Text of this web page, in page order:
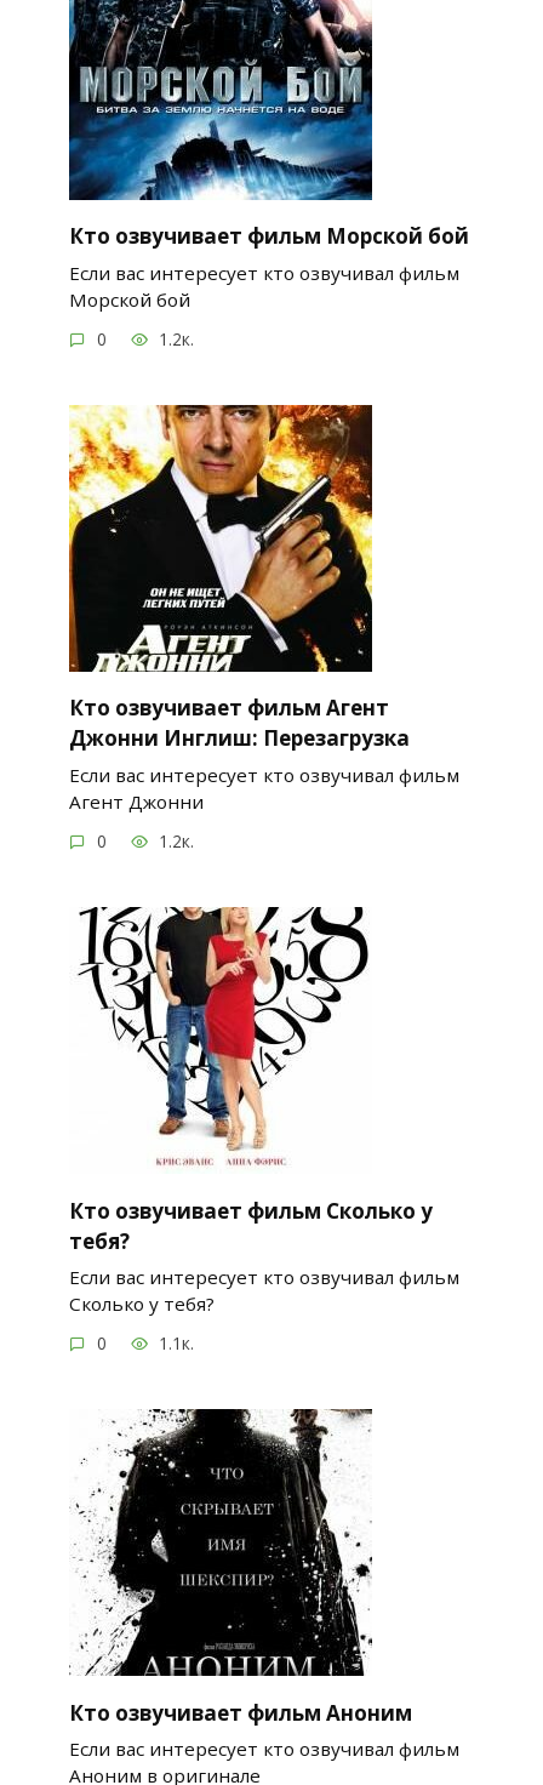
Кто озвучивает фильм Морской бой
Если вас интересует кто озвучивал фильм
Морской бой
0 1.2к.
Кто озвучивает фильм Агент
Джонни Инглиш: Перезагрузка
Если вас интересует кто озвучивал фильм
Агент Джонни
0 1.2к.
Кто озвучивает фильм Сколько у
тебя?
Если вас интересует кто озвучивал фильм
Сколько у тебя?
0 1.1к.
Кто озвучивает фильм Аноним
Если вас интересует кто озвучивал фильм
Аноним в оригинале